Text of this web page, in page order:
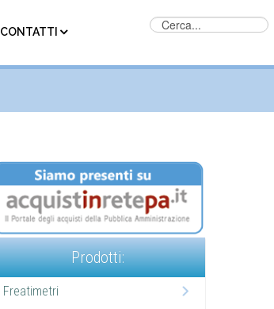
CONTATTI
Prodotti:
Freatimetri